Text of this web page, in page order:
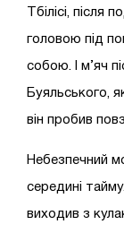
Тбілісі,
головою під
собою. І м’яч
Буяльського,
він пробив
Небезпечний
середині
виходив з